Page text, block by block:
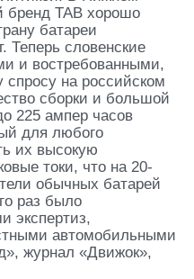
бренд TAB хорошо
батареи
Теперь словенские
и востребованными,
спросу на российском
сборки и большой
225 ампер часов
для любого
их высокую
токи, что на 20-
обычных батарей
раз было
экспертиз,
автомобильными
журнал «Движок»,